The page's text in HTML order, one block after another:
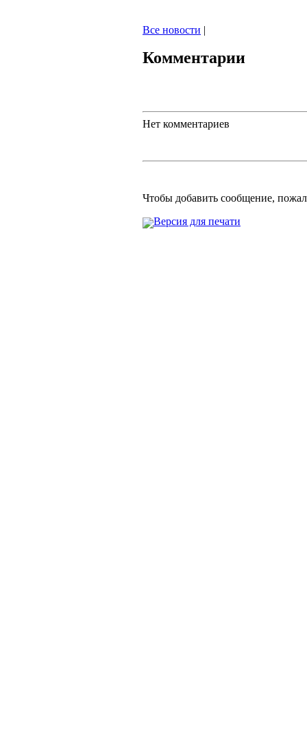
Все новости |
Комментарии
Нет комментариев
Чтобы добавить сообщение,
Версия для печати